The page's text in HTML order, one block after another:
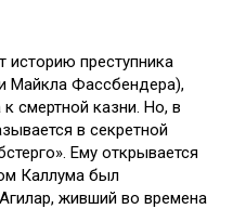
преступника
Майкла Фассбендера),
смертной казни. Но, в
в секретной
Ему открывается
Каллума был
живший во времена